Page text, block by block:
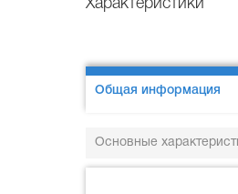
Характеристики
Общая информация
Основные